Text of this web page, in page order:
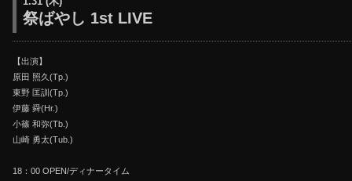
祭ばやし 1st LIVE
【出演】
原田 照久(Tp.)
東野 匡訓(Tp.)
伊藤 舜(Hr.)
小篠 和弥(Tb.)
山崎 勇太(Tub.)
18：00 OPEN/ディナータイム